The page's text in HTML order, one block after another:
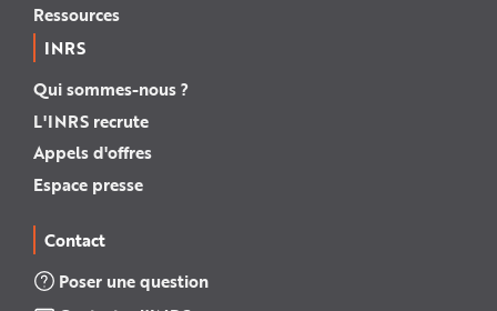
Ressources
INRS
Qui sommes-nous ?
L'INRS recrute
Appels d'offres
Espace presse
Contact
Poser une question